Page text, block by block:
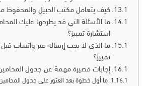
كيف يتعامل مكتب الحبيل والمحفوظ
ما الأسئلة التي قد يطرحها عليك
استشارة تمييز؟
ما الذي لا يجب إرساله عبر واتساب
تمييز؟
إجابات قصيرة مهمة عن جدول المحامين
ما أول خطوة بعد العثور على جدول المحامين